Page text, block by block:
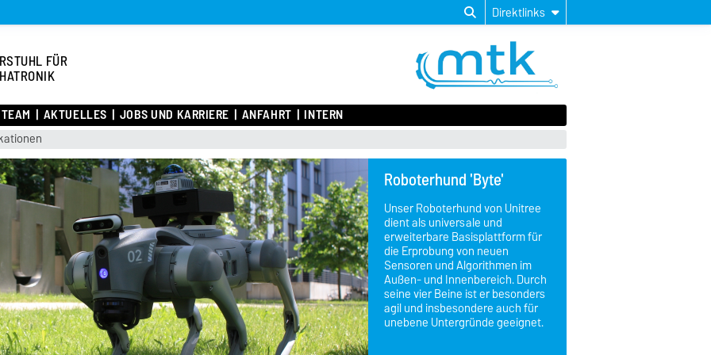
Direktlinks
FÜR
TEAM AKTUELLES JOBS UND KARRIERE ANFAHRT INTERN
Roboterhund 'Byte'
Unser Roboterhund von Unitree
dient als universale und
erweiterbare Basisplattform für
die Erprobung von neuen
Sensoren und Algorithmen im
Außen- und Innenbereich. Durch
seine vier Beine ist er besonders
agil und insbesondere auch für
unebene Untergründe geeignet.